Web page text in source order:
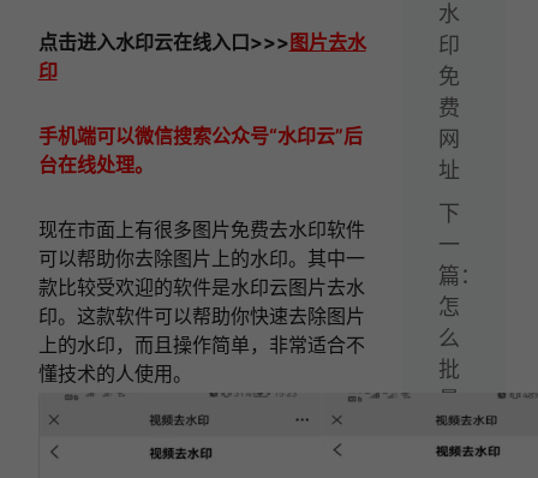
点击进入水印云在线入口>>> 图片去水
印
手机端可以微信搜索公众号“水印云”后
台在线处理。
现在市面上有很多图片免费去水印软件
可以帮助你去除图片上的水印。其中一
款比较受欢迎的软件是水印云图片去水
印。这款软件可以帮助你快速去除图片
上的水印，而且操作简单，非常适合不
懂技术的人使用。
水
印
免
费
网
址
下
一
篇：
怎
么
批
量
处
理